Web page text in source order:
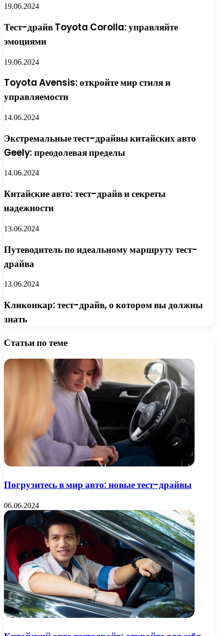
19.06.2024
Тест-драйв Toyota Corolla: управляйте
эмоциями
19.06.2024
Toyota Avensis: откройте мир стиля и
управляемости
14.06.2024
Экстремальные тест-драйвы китайских авто
Geely: преодолевая пределы
14.06.2024
Китайские авто: тест-драйв и секреты
надежности
13.06.2024
Путеводитель по идеальному маршруту тест-
драйва
13.06.2024
Кликонкар: тест-драйв, о котором вы должны
знать
Статьи по теме
Погрузитесь в мир авто: новые тест-драйвы
06.06.2024